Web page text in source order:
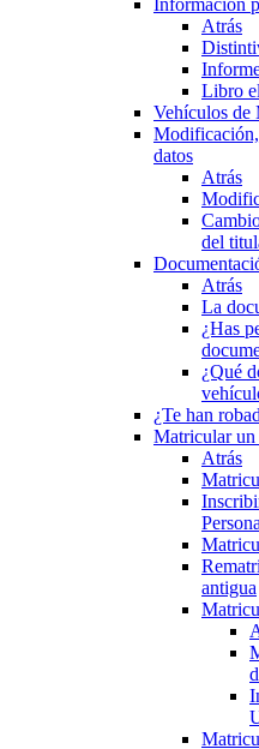
Información
Atrás
Libro
Vehículos
datos
Atrás
del
Atrás
La
¿Has
¿Qué
¿Te han
Matricular
Atrás
antigua